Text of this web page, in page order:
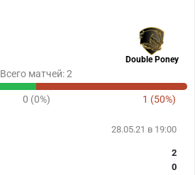
Double Poney
Всего матчей: 2
0 (0%) 1 (50%)
28.05.21 в 19:00
2
0